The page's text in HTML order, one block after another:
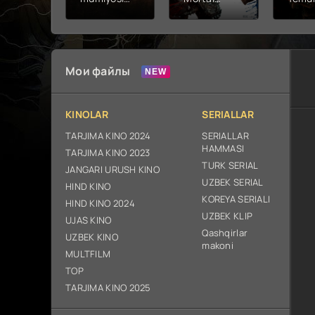
tarjima HD
skachat
kombat 2 /
(2026)
Uzbek tilida
2026
ix
Мои файлы
KINOLAR
TARJIMA KINO 2024
TARJIMA KINO 2023
JANGARI URUSH KINO
HIND KINO
HIND KINO 2024
UJAS KINO
UZBEK KINO
MULTFILM
TOP
TARJIMA KINO 2025
SERIALLAR
SERIALLAR
HAMMASI
TURK SERIAL
UZBEK SERIAL
KOREYA SERIALI
UZBEK KLIP
Qashqirlar
makoni